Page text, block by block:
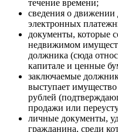
течение времени;
сведения о движении
электронных
документы, которые
недвижимом
должника (сюда
капитале и ценные
заключаемые
выступает
рублей
продажи или
личные документы,
гражданина, среди